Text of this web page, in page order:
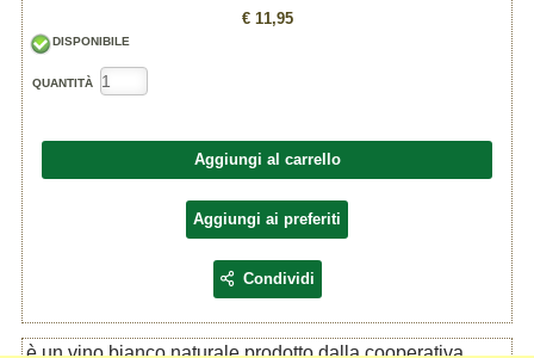
€ 11,95
DISPONIBILE
QUANTITÀ
Aggiungi al carrello
Aggiungi ai preferiti
Condividi
è un vino bianco naturale prodotto dalla cooperativa